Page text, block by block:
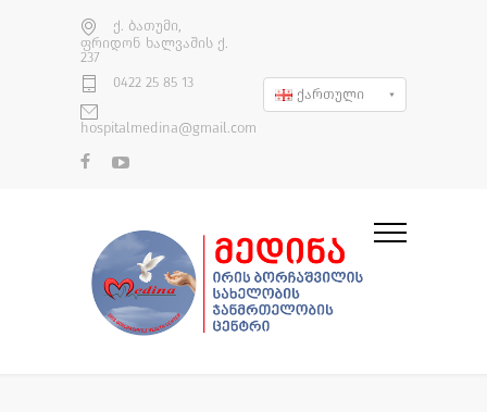
ქ. ბათუმი,
ფრიდონ ხალვაშის ქ.
237
0422 25 85 13
hospitalmedina@gmail.com
ქართული